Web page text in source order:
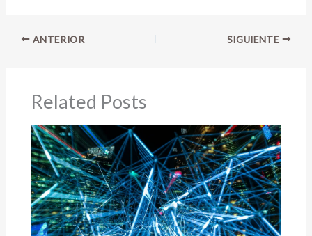
ANTERIOR SIGUIENTE
Related Posts